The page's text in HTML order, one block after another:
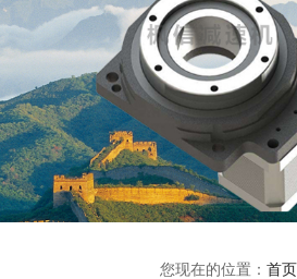
您现在的位置： 首页